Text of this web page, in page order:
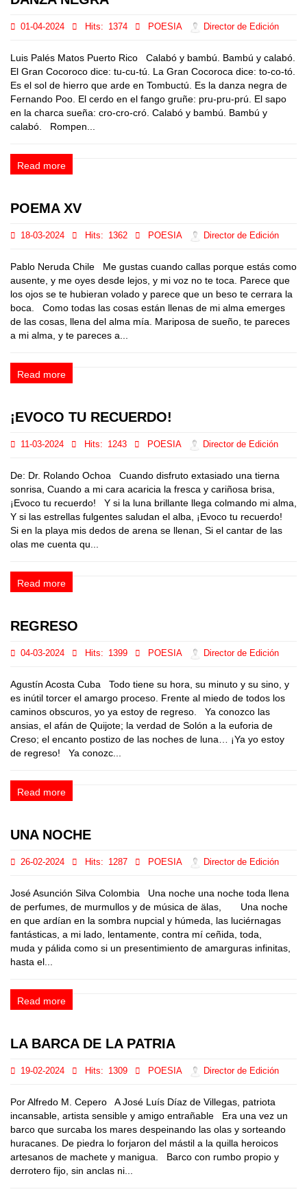
01-04-2024 Hits: 1374 POESIA Director de Edición
Luis Palés Matos Puerto Rico Calabó y bambú. Bambú y calabó.
El Gran Cocoroco dice: tu-cu-tú. La Gran Cocoroca dice: to-co-tó.
Es el sol de hierro que arde en Tombuctú. Es la danza negra de
Fernando Poo. El cerdo en el fango gruñe: pru-pru-prú. El sapo
en la charca sueña: cro-cro-cró. Calabó y bambú. Bambú y
calabó. Rompen...
Read more
POEMA XV
18-03-2024 Hits: 1362 POESIA Director de Edición
Pablo Neruda Chile Me gustas cuando callas porque estás como
ausente, y me oyes desde lejos, y mi voz no te toca. Parece que
los ojos se te hubieran volado y parece que un beso te cerrara la
boca. Como todas las cosas están llenas de mi alma emerges
de las cosas, llena del alma mía. Mariposa de sueño, te pareces
a mi alma, y te pareces a...
Read more
¡EVOCO TU RECUERDO!
11-03-2024 Hits: 1243 POESIA Director de Edición
De: Dr. Rolando Ochoa Cuando disfruto extasiado una tierna
sonrisa, Cuando a mi cara acaricia la fresca y cariñosa brisa,
¡Evoco tu recuerdo! Y si la luna brillante llega colmando mi alma,
Y si las estrellas fulgentes saludan el alba, ¡Evoco tu recuerdo!
Si en la playa mis dedos de arena se llenan, Si el cantar de las
olas me cuenta qu...
Read more
REGRESO
04-03-2024 Hits: 1399 POESIA Director de Edición
Agustín Acosta Cuba Todo tiene su hora, su minuto y su sino, y
es inútil torcer el amargo proceso. Frente al miedo de todos los
caminos obscuros, yo ya estoy de regreso. Ya conozco las
ansias, el afán de Quijote; la verdad de Solón a la euforia de
Creso; el encanto postizo de las noches de luna… ¡Ya yo estoy
de regreso! Ya conozc...
Read more
UNA NOCHE
26-02-2024 Hits: 1287 POESIA Director de Edición
José Asunción Silva Colombia Una noche una noche toda llena
de perfumes, de murmullos y de música de älas, Una noche
en que ardían en la sombra nupcial y húmeda, las luciérnagas
fantásticas, a mi lado, lentamente, contra mí ceñida, toda,
muda y pálida como si un presentimiento de amarguras infinitas,
hasta el...
Read more
LA BARCA DE LA PATRIA
19-02-2024 Hits: 1309 POESIA Director de Edición
Por Alfredo M. Cepero A José Luís Díaz de Villegas, patriota
incansable, artista sensible y amigo entrañable Era una vez un
barco que surcaba los mares despeinando las olas y sorteando
huracanes. De piedra lo forjaron del mástil a la quilla heroicos
artesanos de machete y manigua. Barco con rumbo propio y
derrotero fijo, sin anclas ni...